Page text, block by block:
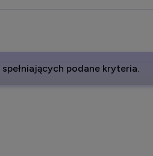
podane kryteria.